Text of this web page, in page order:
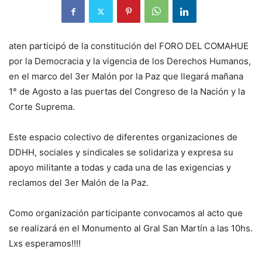
aten participó de la constitución del FORO DEL COMAHUE
por la Democracia y la vigencia de los Derechos Humanos,
en el marco del 3er Malón por la Paz que llegará mañana
1° de Agosto a las puertas del Congreso de la Nación y la
Corte Suprema.
Este espacio colectivo de diferentes organizaciones de
DDHH, sociales y sindicales se solidariza y expresa su
apoyo militante a todas y cada una de las exigencias y
reclamos del 3er Malón de la Paz.
Como organización participante convocamos al acto que
se realizará en el Monumento al Gral San Martín a las 10hs.
Lxs esperamos!!!!